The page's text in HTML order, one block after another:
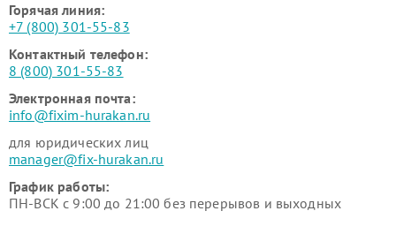
Горячая линия:
+7 (800) 301-55-83
Контактный телефон:
8 (800) 301-55-83
Электронная почта:
info@fixim-hurakan.ru
для юридических лиц
manager@fix-hurakan.ru
График работы:
ПН-ВСК с 9:00 до 21:00 без перерывов и выходных